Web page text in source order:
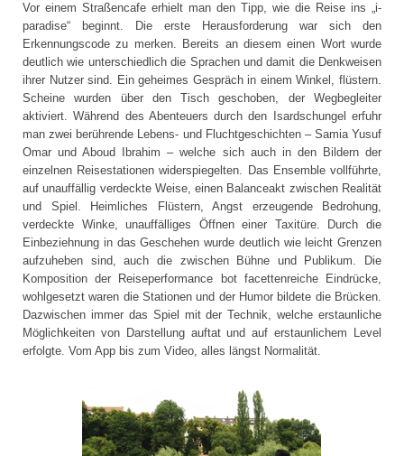
Vor einem Straßencafe erhielt man den Tipp, wie die Reise ins „i-
paradise“ beginnt. Die erste Herausforderung war sich den
Erkennungscode zu merken. Bereits an diesem einen Wort wurde
deutlich wie unterschiedlich die Sprachen und damit die Denkweisen
ihrer Nutzer sind. Ein geheimes Gespräch in einem Winkel, flüstern.
Scheine wurden über den Tisch geschoben, der Wegbegleiter
aktiviert. Während des Abenteuers durch den Isardschungel erfuhr
man zwei berührende Lebens- und Fluchtgeschichten – Samia Yusuf
Omar und Aboud Ibrahim – welche sich auch in den Bildern der
einzelnen Reisestationen widerspiegelten. Das Ensemble vollführte,
auf unauffällig verdeckte Weise, einen Balanceakt zwischen Realität
und Spiel. Heimliches Flüstern, Angst erzeugende Bedrohung,
verdeckte Winke, unauffälliges Öffnen einer Taxitüre. Durch die
Einbeziehnung in das Geschehen wurde deutlich wie leicht Grenzen
aufzuheben sind, auch die zwischen Bühne und Publikum. Die
Komposition der Reiseperformance bot facettenreiche Eindrücke,
wohlgesetzt waren die Stationen und der Humor bildete die Brücken.
Dazwischen immer das Spiel mit der Technik, welche erstaunliche
Möglichkeiten von Darstellung auftat und auf erstaunlichem Level
erfolgte. Vom App bis zum Video, alles längst Normalität.